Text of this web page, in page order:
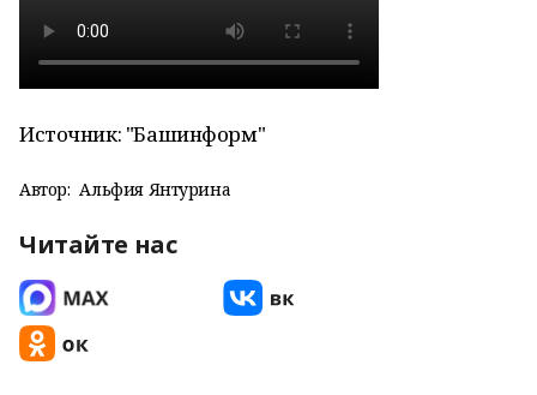
Источник: "Башинформ"
Автор: Альфия Янтурина
Читайте нас